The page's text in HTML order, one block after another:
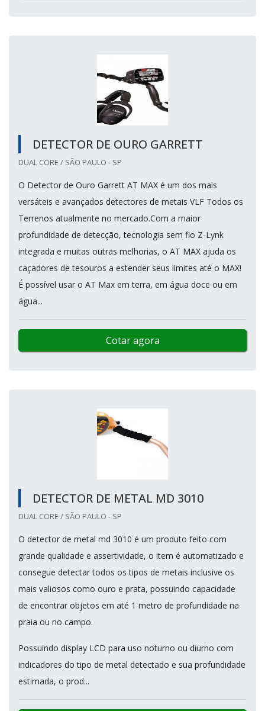
DETECTOR DE OURO GARRETT
DUAL CORE / SÃO PAULO - SP
O Detector de Ouro Garrett AT MAX é um dos mais
versáteis e avançados detectores de metais VLF Todos os
Terrenos atualmente no mercado.Com a maior
profundidade de detecção, tecnologia sem fio Z-Lynk
integrada e muitas outras melhorias, o AT MAX ajuda os
caçadores de tesouros a estender seus limites até o MAX!
É possível usar o AT Max em terra, em água doce ou em
água...
Cotar agora
DETECTOR DE METAL MD 3010
DUAL CORE / SÃO PAULO - SP
O detector de metal md 3010 é um produto feito com
grande qualidade e assertividade, o item é automatizado e
consegue detectar todos os tipos de metais inclusive os
mais valiosos como ouro e prata, possuindo capacidade
de encontrar objetos em até 1 metro de profundidade na
praia ou no campo.
Possuindo display LCD para uso noturno ou diurno com
indicadores do tipo de metal detectado e sua profundidade
estimada, o prod...